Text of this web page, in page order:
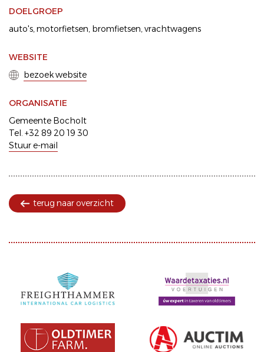
DOELGROEP
auto's motorfietsen bromfietsen vrachtwagens
WEBSITE
bezoek website
ORGANISATIE
Gemeente Bocholt
Tel. +32 89 20 19 30
Stuur e-mail
terug naar overzicht